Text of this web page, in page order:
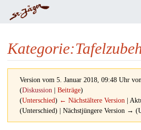
Kategorie:
Version vom 5. Januar 2018, 09:48 Uhr
(Diskussion Beiträge)
(Unterschied) ← Nächstältere Version |
(Unterschied) | Nächstjüngere Version →